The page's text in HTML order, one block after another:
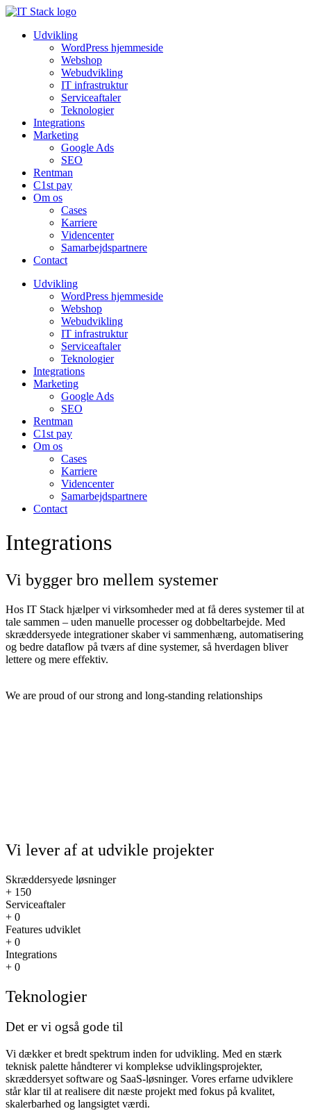
Udvikling
WordPress hjemmeside
Webshop
Webudvikling
IT infrastruktur
Serviceaftaler
Teknologier
Integrations
Marketing
Google Ads
SEO
Rentman
C1st pay
Om os
Cases
Karriere
Videncenter
Samarbejdspartnere
Contact
Udvikling
WordPress hjemmeside
Webshop
Webudvikling
IT infrastruktur
Serviceaftaler
Teknologier
Integrations
Marketing
Google Ads
SEO
Rentman
C1st pay
Om os
Cases
Karriere
Videncenter
Samarbejdspartnere
Contact
Integrations
Vi bygger bro mellem systemer
Hos IT Stack hjælper vi virksomheder med at få deres systemer til at
tale sammen – uden manuelle processer og dobbeltarbejde. Med
skræddersyede integrationer skaber vi sammenhæng, automatisering
og bedre dataflow på tværs af dine systemer, så hverdagen bliver
lettere og mere effektiv.
We are proud of our strong and long-standing relationships
Vi lever af at udvikle projekter
Skræddersyede løsninger
+ 150
Serviceaftaler
+ 0
Features udviklet
+ 0
Integrations
+ 0
Teknologier
Det er vi også gode til
Vi dækker et bredt spektrum inden for udvikling. Med en stærk
teknisk palette håndterer vi komplekse udviklingsprojekter,
skræddersyet software og SaaS-løsninger. Vores erfarne udviklere
står klar til at realisere dit næste projekt med fokus på kvalitet,
skalerbarhed og langsigtet værdi.